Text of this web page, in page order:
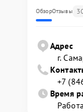
ОбзорОтзывы
Адрес
г.
+7
Время